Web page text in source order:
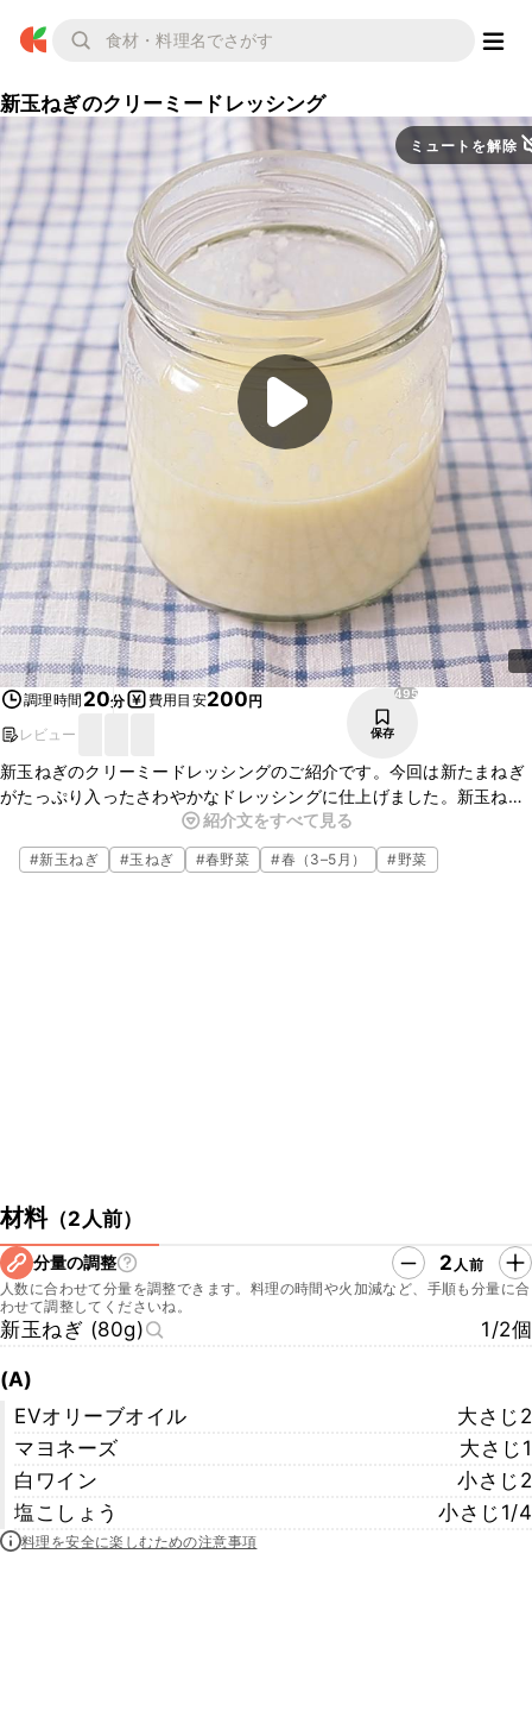
新玉ねぎのクリーミードレッシング
ミュートを解除
調理時間 20分 費用目安200円
レビュー
495
保存
新玉ねぎのクリーミードレッシングのご紹介です。今回は新たまねぎ
がたっぷり入ったさわやかなドレッシングに仕上げました。新玉ねぎ
はドレッシングにもぴったりです。色々なお料理にかけてもお楽しみ
頂けますよ。ぜひ、作ってみてくださいね。
紹介文をすべて見る
#新玉ねぎ #玉ねぎ #春野菜 #春（3–5月） #野菜
材料（2人前）
分量の調整 2 人前
人数に合わせて分量を調整できます。料理の時間や火加減など、手順も分量に合
わせて調整してくださいね。
新玉ねぎ (80g) 1/2個
(A)
EVオリーブオイル
大さじ2
マヨネーズ
大さじ1
白ワイン
小さじ2
塩こしょう
小さじ1/4
料理を安全に楽しむための注意事項